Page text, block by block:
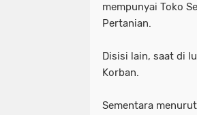
mempunyai Toko
Pertanian.
Disisi lain, saat di
Korban.
Sementara